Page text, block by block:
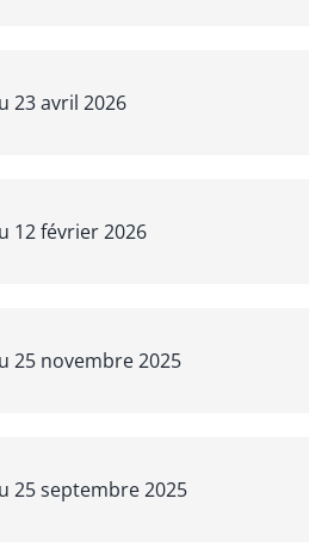
23 avril 2026
12 février 2026
25 novembre 2025
25 septembre 2025